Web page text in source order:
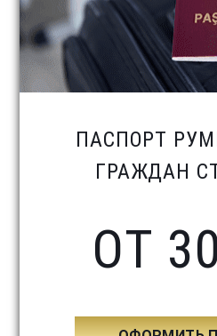
ПАСПОРТ
ГРАЖДАН
ОТ